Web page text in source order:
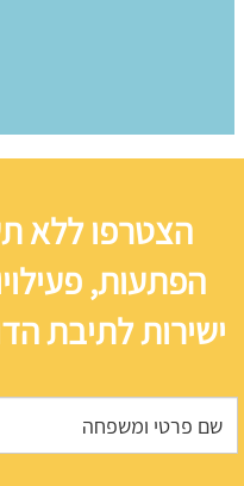
הצטרפו ללא
הפתעות,
ישירות לתיבת